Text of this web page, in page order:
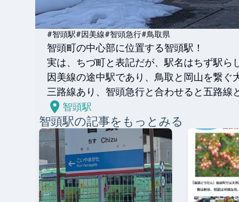
#智頭駅#因美線#智頭急行#鳥取県
智頭町の中心部に位置する智頭駅！
実は、ちづ町と表記だが、駅名はちず駅ら
因美線の途中駅であり、鳥取と岡山を繋ぐ
三路線あり、智頭急行と合わせると五路線
智頭駅
智頭駅の記事をもっとみる